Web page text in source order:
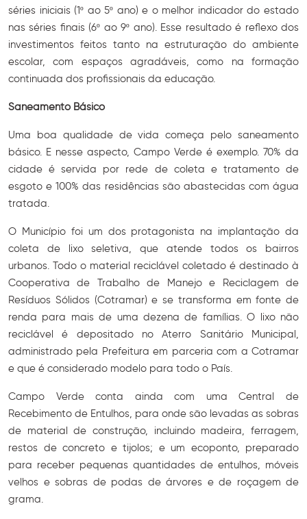
séries iniciais (1º ao 5º ano) e o melhor indicador do estado
nas séries finais (6º ao 9º ano). Esse resultado é reflexo dos
investimentos feitos tanto na estruturação do ambiente
escolar, com espaços agradáveis, como na formação
continuada dos profissionais da educação.
Saneamento Básico
Uma boa qualidade de vida começa pelo saneamento
básico. E nesse aspecto, Campo Verde é exemplo. 70% da
cidade é servida por rede de coleta e tratamento de
esgoto e 100% das residências são abastecidas com água
tratada.
O Município foi um dos protagonista na implantação da
coleta de lixo seletiva, que atende todos os bairros
urbanos. Todo o material reciclável coletado é destinado à
Cooperativa de Trabalho de Manejo e Reciclagem de
Resíduos Sólidos (Cotramar) e se transforma em fonte de
renda para mais de uma dezena de famílias. O lixo não
reciclável é depositado no Aterro Sanitário Municipal,
administrado pela Prefeitura em parceria com a Cotramar
e que é considerado modelo para todo o País.
Campo Verde conta ainda com uma Central de
Recebimento de Entulhos, para onde são levadas as sobras
de material de construção, incluindo madeira, ferragem,
restos de concreto e tijolos; e um ecoponto, preparado
para receber pequenas quantidades de entulhos, móveis
velhos e sobras de podas de árvores e de roçagem de
grama.